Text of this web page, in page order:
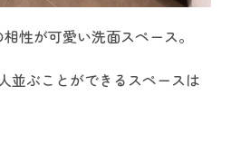
性が可愛い洗面スペース。
並ぶことができるスペースは